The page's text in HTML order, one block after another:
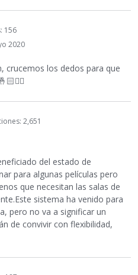
156
2020
crucemos los dedos para que
🤞🏻☝🏻
2,651
del estado de
para algunas películas pero
que necesitan las salas de
sistema ha venido para
pero no va a significar un
de convivir con flexibilidad,